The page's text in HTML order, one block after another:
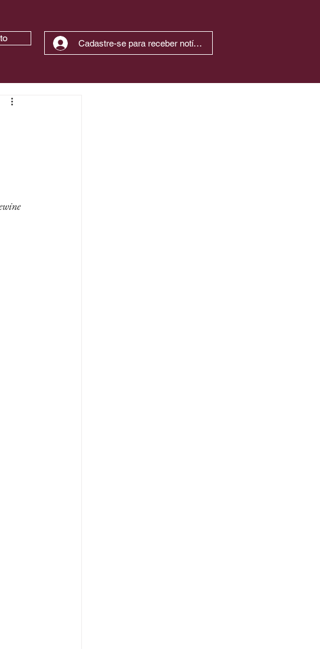
Cadastre-se para receber notícias